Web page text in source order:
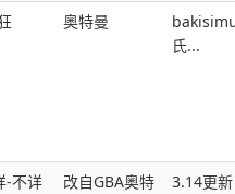
奥特曼
氏...
-不详
改自GBA奥特
3.14更